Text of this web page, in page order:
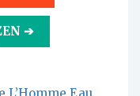
➔
L’Homme Eau